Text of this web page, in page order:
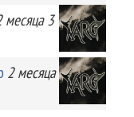
месяца 3
2 месяца